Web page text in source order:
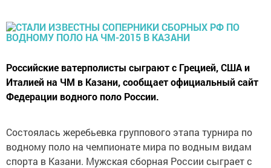
Российские ватерполисты сыграют с Грецией, США и
Италией на ЧМ в Казани, сообщает официальный сайт
Федерации водного поло России.
Состоялась жеребьевка группового этапа турнира по
водному поло на чемпионате мира по водным видам
спорта в Казани. Мужская сборная России сыграет с